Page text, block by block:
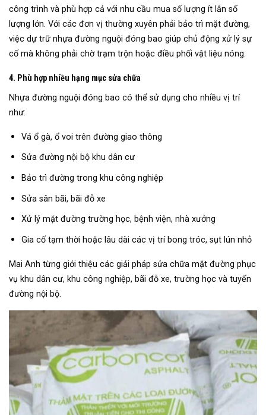
công trình và phù hợp cả với nhu cầu mua số lượng ít lẫn số
lượng lớn. Với các đơn vị thường xuyên phải bảo trì mặt đường,
việc dự trữ nhựa đường nguội đóng bao giúp chủ động xử lý sự
cố mà không phải chờ trạm trộn hoặc điều phối vật liệu nóng.
4. Phù hợp nhiều hạng mục sửa chữa
Nhựa đường nguội đóng bao có thể sử dụng cho nhiều vị trí
như:
Vá ổ gà, ổ voi trên đường giao thông
Sửa đường nội bộ khu dân cư
Bảo trì đường trong khu công nghiệp
Sửa sân bãi, bãi đỗ xe
Xử lý mặt đường trường học, bệnh viện, nhà xưởng
Gia cố tạm thời hoặc lâu dài các vị trí bong tróc, sụt lún nhỏ
Mai Anh từng giới thiệu các giải pháp sửa chữa mặt đường phục
vụ khu dân cư, khu công nghiệp, bãi đỗ xe, trường học và tuyến
đường nội bộ.